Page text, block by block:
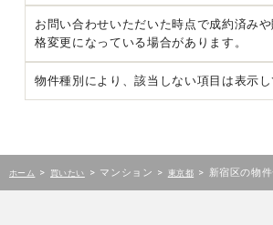
お問い合わせいただいた時点で成約済み
格変更になっている場合があります。
物件種別により、該当しない項目は表示し
ホーム > 買いたい > マンション > 東京都 > 新宿区の物